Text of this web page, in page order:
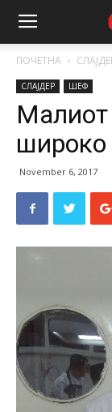
ПОЧЕТНА
СЛАЈДЕР ШЕФ
широко
November 6, 2017